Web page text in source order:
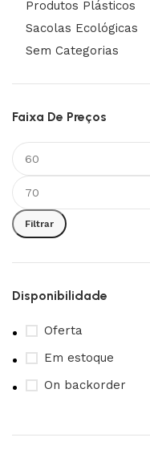
Produtos Plásticos
Sacolas Ecológicas
Sem Categorias
Faixa De Preços
Filtrar
Disponibilidade
Oferta
Em estoque
On backorder